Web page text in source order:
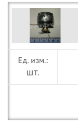
шт.